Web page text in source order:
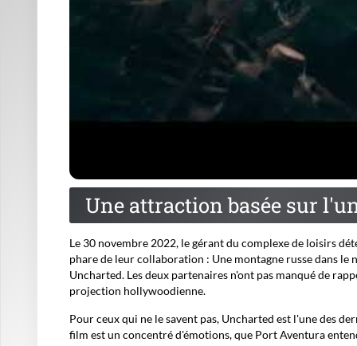
Une attraction basée sur
Le 30 novembre 2022, le gérant du complexe de loisirs
phare de leur collaboration : Une montagne russe dans
Uncharted. Les deux partenaires n'ont pas manqué de
projection hollywoodienne.
Pour ceux qui ne le savent pas, Uncharted est l'une des
film est un concentré d'émotions, que Port Aventura